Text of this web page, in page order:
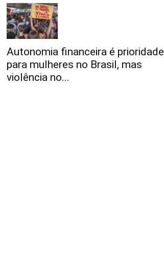
Autonomia financeira é prioridade
para mulheres no Brasil, mas
violência no...